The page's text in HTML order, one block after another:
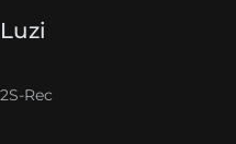
2S-Rec